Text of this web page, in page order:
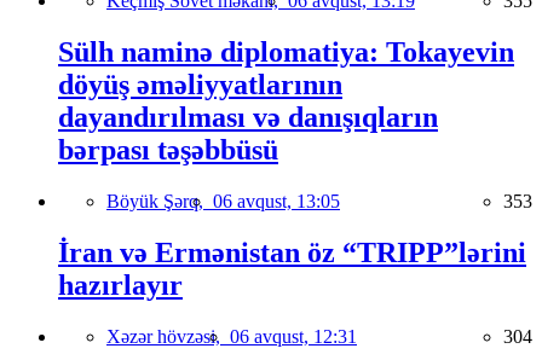
Sülh naminə diplomatiya: Tokayevin
döyüş əməliyyatlarının
dayandırılması və danışıqların
bərpası təşəbbüsü
Böyük Şərq, 06 avqust, 13:05 353
İran və Ermənistan öz “TRIPP”lərini
hazırlayır
Xəzər hövzəsi, 06 avqust, 12:31 304